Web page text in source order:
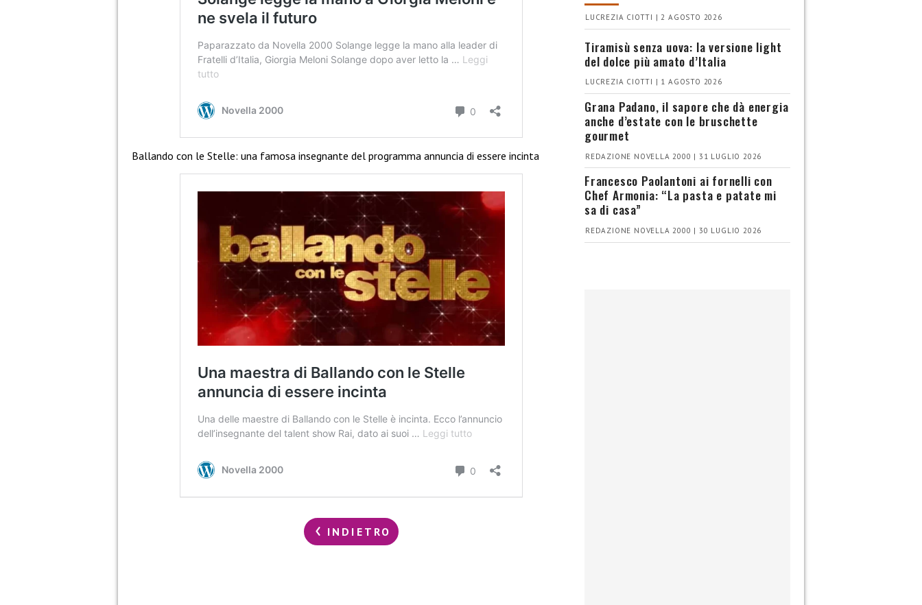
Ballando con le Stelle: una famosa insegnante del programma annuncia di essere incinta
INDIETRO
LUCREZIA CIOTTI | 2 AGOSTO 2026
Tiramisù senza uova: la versione light
del dolce più amato d’Italia
LUCREZIA CIOTTI | 1 AGOSTO 2026
Grana Padano, il sapore che dà energia
anche d’estate con le bruschette
gourmet
REDAZIONE NOVELLA 2000 | 31 LUGLIO 2026
Francesco Paolantoni ai fornelli con
Chef Armonia: “La pasta e patate mi
sa di casa”
REDAZIONE NOVELLA 2000 | 30 LUGLIO 2026